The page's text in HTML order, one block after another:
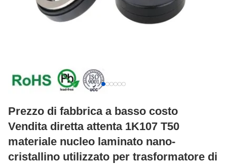
Prezzo di fabbrica a basso costo
Vendita diretta attenta 1K107 T50
materiale nucleo laminato nano-
cristallino utilizzato per trasformatore di